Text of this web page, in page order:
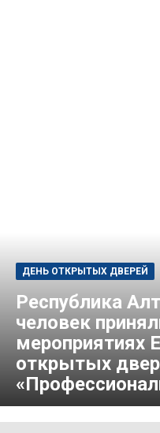
ДЕНЬ ОТКРЫТЫХ ДВЕРЕЙ
Республика
человек
мероприятиях
открытых